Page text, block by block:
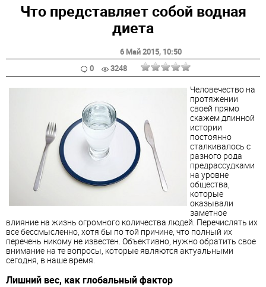
Что представляет собой водная
диета
6 Май 2015, 10:50
0
3248
Человечество на
протяжении
своей прямо
скажем длинной
истории
постоянно
сталкивалось с
разного рода
предрассудками
на уровне
общества,
которые
оказывали
заметное
влияние на жизнь огромного количества людей. Перечислять их
все бессмысленно, хотя бы по той причине, что полный их
перечень никому не известен. Объективно, нужно обратить свое
внимание на те вопросы, которые являются актуальными
сегодня, в наше время.
Лишний вес, как глобальный фактор